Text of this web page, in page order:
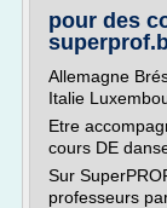
pour des
Allemagne
Italie
Etre
cours DE
Sur
professeurs